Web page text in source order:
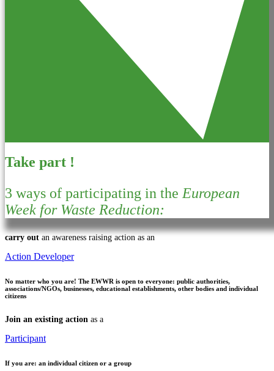
Take part !
3 ways of participating in theEuropean
Week for Waste Reduction:
carry out an awareness raising action as an
Action Developer
No matter who you are! The EWWR is open to everyone: public authorities,
associations/NGOs, businesses, educational establishments, other bodies and individual
citizens
Join an existing action as a
Participant
If you are: an individual citizen or a group